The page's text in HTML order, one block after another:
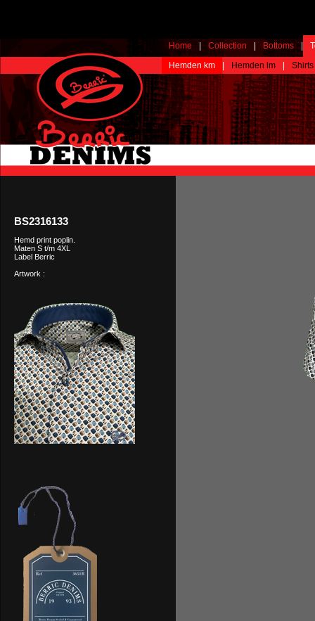
Home Collection Bottoms
Hemden km
Hemden lm
BS2316133
Hemd print poplin.
Maten S t/m 4XL
Label Berric
Artwork :